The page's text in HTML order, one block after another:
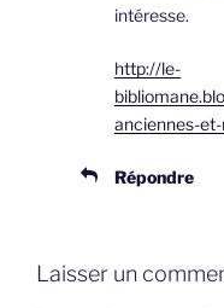
intéresse.
http://le-
anciennes-
Répondre
Laisser un